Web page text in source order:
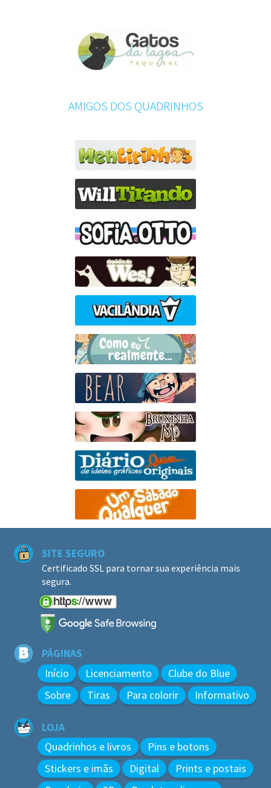
AMIGOS DOS QUADRINHOS
SITE SEGURO
Certificado SSL para tornar sua experiência mais
segura.
PÁGINAS
Início Licenciamento
Clube do Blue
Sobre
Tiras Para colorir Informativo
LOJA
Quadrinhos e livros
Pins e botons
Stickers e imãs
Digital
Prints e postais